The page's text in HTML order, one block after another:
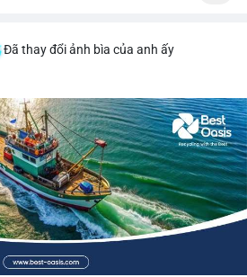
Đã thay đổi ảnh bìa của anh ấy